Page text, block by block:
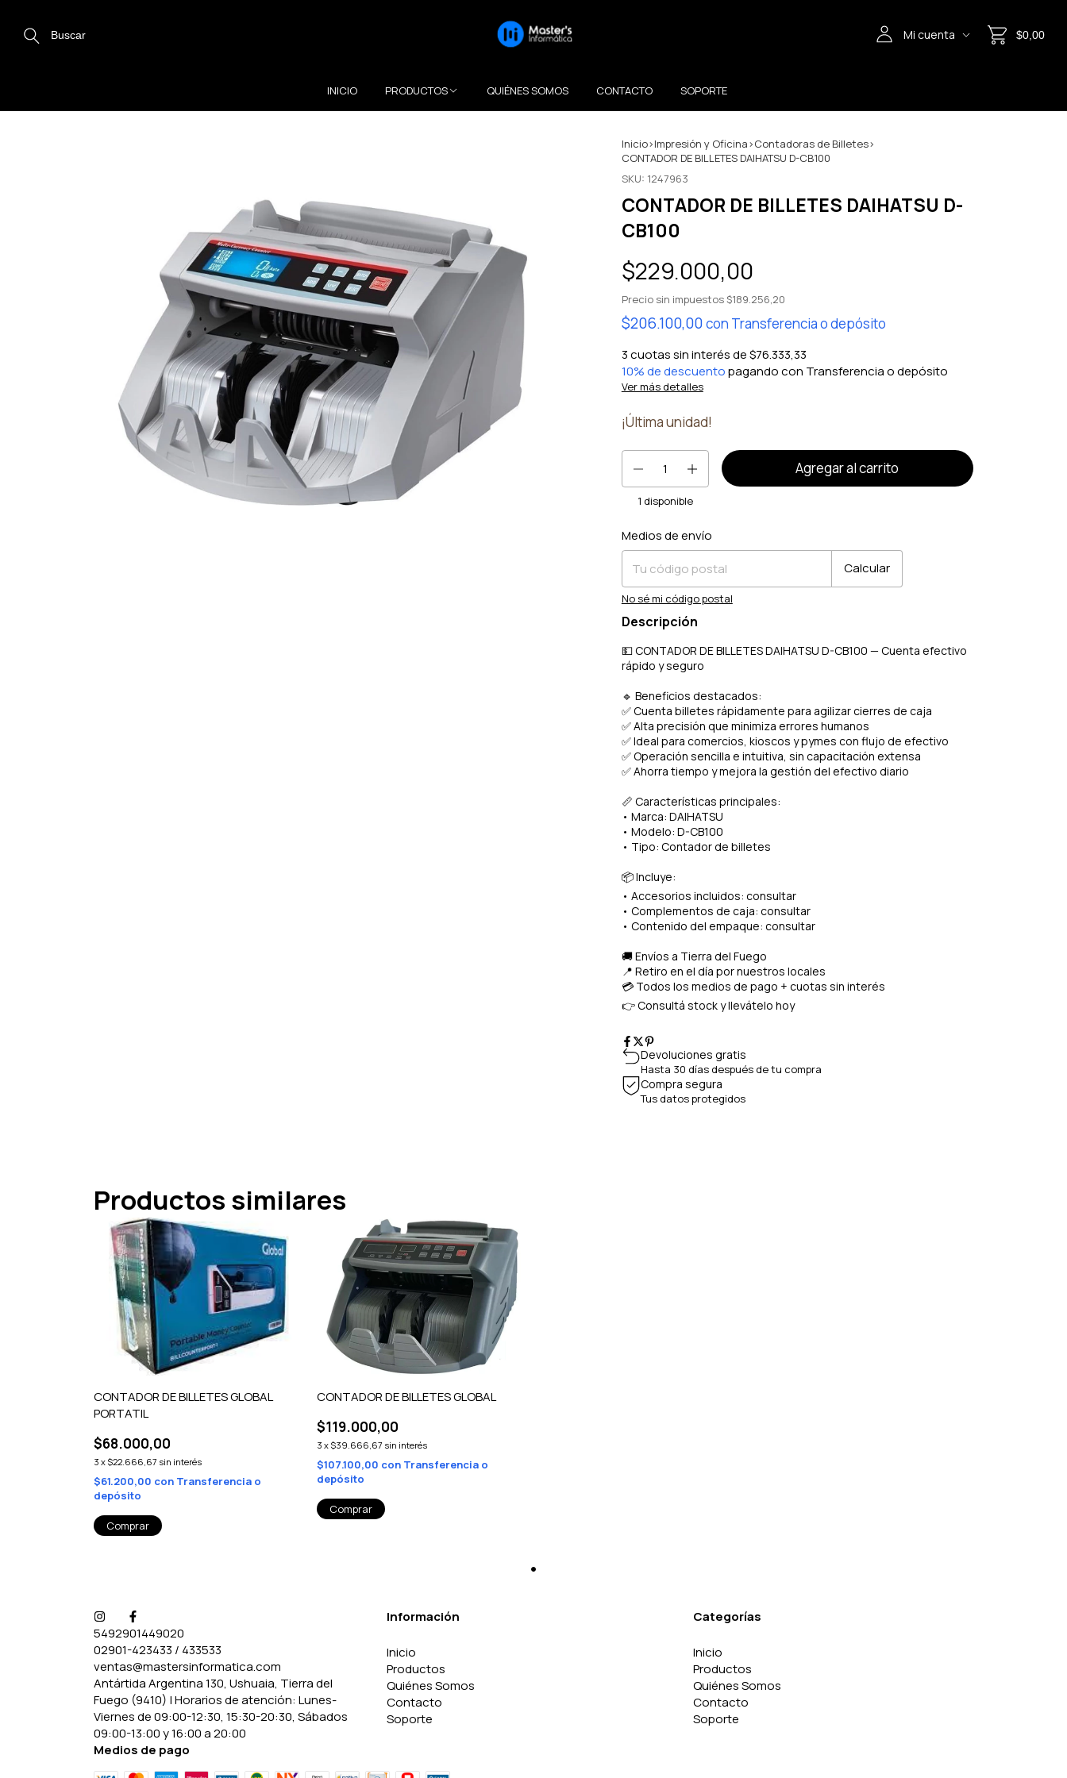
Buscar Mi cuenta $0,00
INICIO PRODUCTOS QUIÉNES SOMOS CONTACTO SOPORTE
Inicio>Impresión y Oficina>Contadoras de Billetes>
CONTADOR DE BILLETES DAIHATSU D-CB100
SKU: 1247963
CONTADOR DE BILLETES DAIHATSU D-
CB100
$229.000,00
Precio sin impuestos$189.256,20
$206.100,00con Transferencia o depósito
3cuotas sin interés de$76.333,33
10% de descuentopagando con Transferencia o depósito
Ver más detalles
¡Última unidad!
1 disponible
Entregas para el CP:
Medios de envío
Calcular
No sé mi código postal
Descripción
💵 CONTADOR DE BILLETES DAIHATSU D-CB100 — Cuenta efectivo
rápido y seguro
🔹 Beneficios destacados:
✅ Cuenta billetes rápidamente para agilizar cierres de caja
✅ Alta precisión que minimiza errores humanos
✅ Ideal para comercios, kioscos y pymes con flujo de efectivo
✅ Operación sencilla e intuitiva, sin capacitación extensa
✅ Ahorra tiempo y mejora la gestión del efectivo diario
📏 Características principales:
• Marca: DAIHATSU
• Modelo: D-CB100
• Tipo: Contador de billetes
📦 Incluye:
• Accesorios incluidos: consultar
• Complementos de caja: consultar
• Contenido del empaque: consultar
🚚 Envíos a Tierra del Fuego
📍 Retiro en el día por nuestros locales
💳 Todos los medios de pago + cuotas sin interés
👉 Consultá stock y llevátelo hoy
Devoluciones gratis
Hasta 30 días después de tu compra
Compra segura
Tus datos protegidos
Productos similares
CONTADOR DE BILLETES GLOBAL
PORTATIL
$68.000,00
3 x $22.666,67 sin interés
$61.200,00 con Transferencia o
depósito
CONTADOR DE BILLETES GLOBAL
$119.000,00
3 x $39.666,67 sin interés
$107.100,00 con Transferencia o
depósito
5492901449020
02901-423433 / 433533
ventas@mastersinformatica.com
Antártida Argentina 130, Ushuaia, Tierra del
Fuego (9410) | Horarios de atención: Lunes-
Viernes de 09:00-12:30, 15:30-20:30, Sábados
09:00-13:00 y 16:00 a 20:00
Información
Inicio
Productos
Quiénes Somos
Contacto
Soporte
Categorías
Inicio
Productos
Quiénes Somos
Contacto
Soporte
Medios de pago